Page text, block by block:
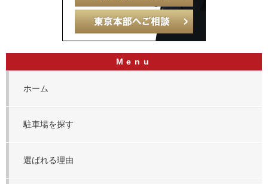
ホーム
駐車場を探す
選ばれる理由